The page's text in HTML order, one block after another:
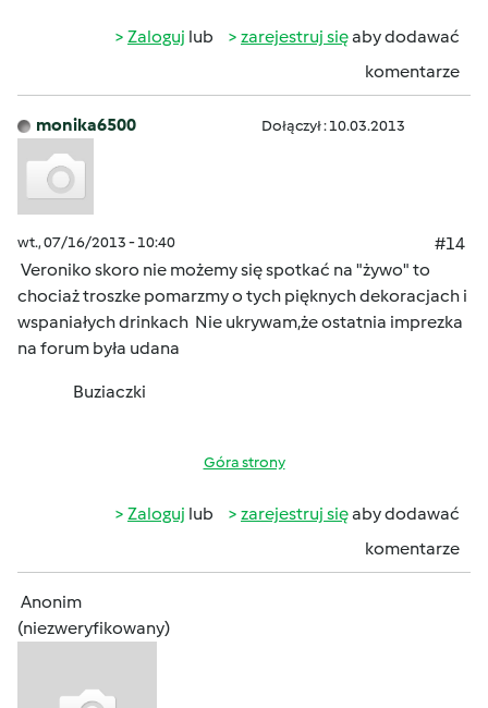
Zaloguj lub zarejestruj sięaby dodawać
komentarze
monika6500 Dołączył : 10.03.2013
wt., 07/16/2013 - 10:40
#14
Veroniko skoro nie możemy się spotkać na "żywo" to
chociaż troszke pomarzmy o tych pięknych dekoracjach i
wspaniałych drinkach Nie ukrywam,że ostatnia imprezka
na forum była udana
Buziaczki
Góra strony
Zaloguj lub zarejestruj sięaby dodawać
komentarze
Anonim
(niezweryfikowany)